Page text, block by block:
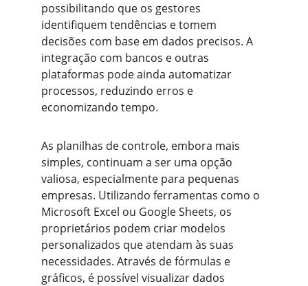
possibilitando que os gestores
identifiquem tendências e tomem
decisões com base em dados precisos. A
integração com bancos e outras
plataformas pode ainda automatizar
processos, reduzindo erros e
economizando tempo.
As planilhas de controle, embora mais
simples, continuam a ser uma opção
valiosa, especialmente para pequenas
empresas. Utilizando ferramentas como o
Microsoft Excel ou Google Sheets, os
proprietários podem criar modelos
personalizados que atendam às suas
necessidades. Através de fórmulas e
gráficos, é possível visualizar dados